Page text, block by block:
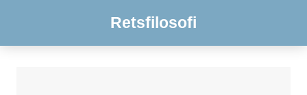
Retsfilosofi